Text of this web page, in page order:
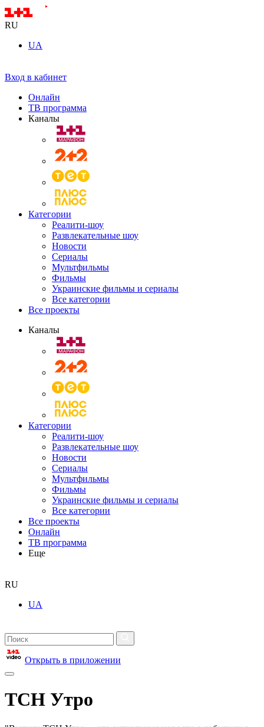
RU
UA
Вход в кабинет
Онлайн
ТВ программа
Каналы
Категории
Реалити-шоу
Развлекательные шоу
Новости
Сериалы
Мультфильмы
Фильмы
Украинские фильмы и сериалы
Все категории
Все проекты
Каналы
Категории
Реалити-шоу
Развлекательные шоу
Новости
Сериалы
Мультфильмы
Фильмы
Украинские фильмы и сериалы
Все категории
Все проекты
Онлайн
ТВ программа
Еще
RU
UA
Открыть в приложении
ТСН Утро